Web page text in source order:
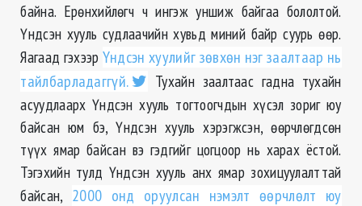
байна. Ерөнхийлөгч ч ингэж уншиж байгаа бололтой.
Үндсэн хууль судлаачийн хувьд миний байр суурь өөр.
Яагаад гэхээр Үндсэн хуулийг зөвхөн нэг заалтаар нь
тайлбарладаггүй.
Тухайн заалтаас гадна тухайн
асуудлаарх Үндсэн хууль тогтоогчдын хүсэл зориг юу
байсан юм бэ, Үндсэн хууль хэрэгжсэн, өөрчлөгдсөн
түүх ямар байсан вэ гэдгийг цогцоор нь харах ёстой.
Тэгэхийн тулд Үндсэн хууль анх ямар зохицуулалттай
байсан, 2000 онд оруулсан нэмэлт өөрчлөлт юу